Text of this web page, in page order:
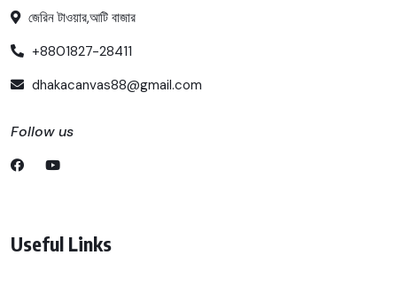
জেরিন টাওয়ার,আটি বাজার
+8801827-28411
dhakacanvas88@gmail.com
Follow us
Useful Links